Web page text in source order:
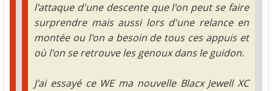
l'attaque d'une descente que l'on peut se faire
surprendre mais aussi lors d'une relance en
montée ou l'on a besoin de tous ces appuis et
où l'on se retrouve les genoux dans le guidon.
J'ai essayé ce WE ma nouvelle Blacx Jewell XC